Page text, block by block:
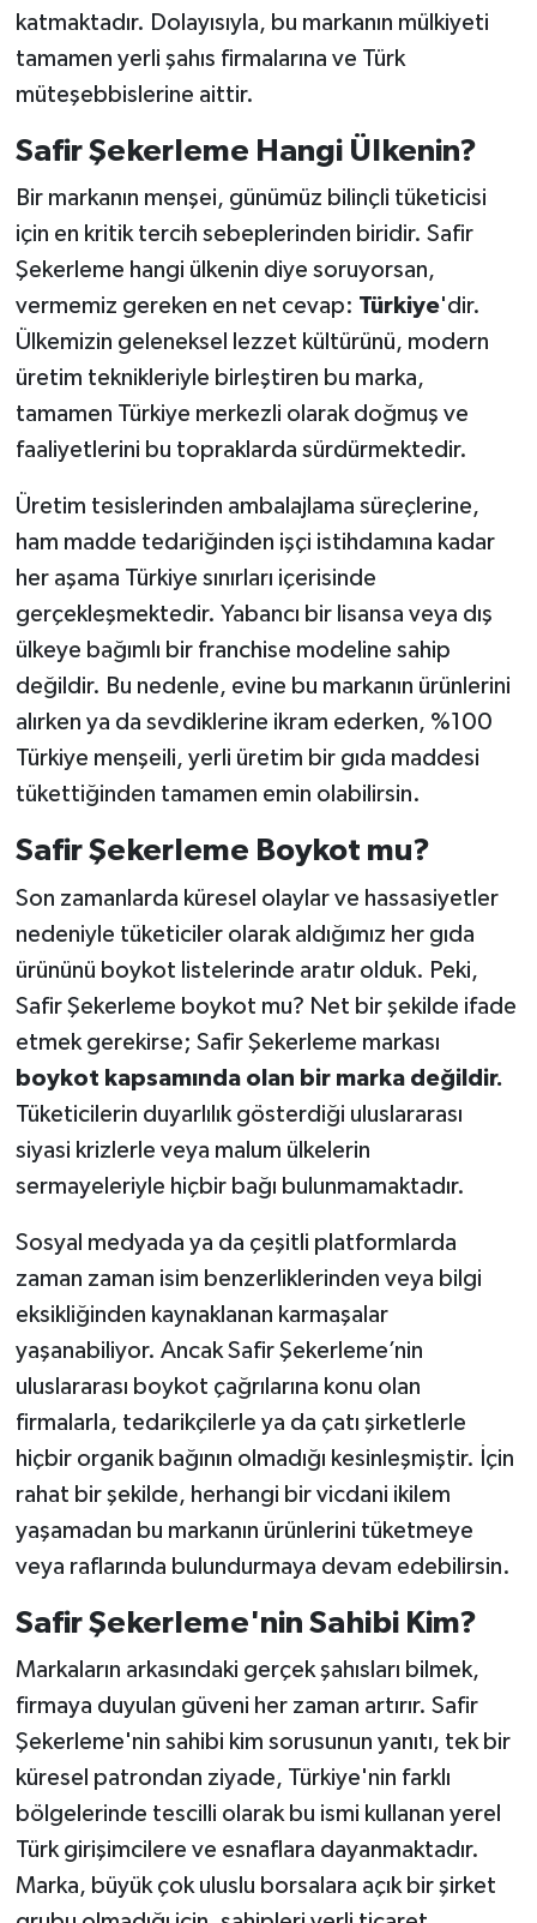
katmaktadır. Dolayısıyla, bu markanın mülkiyeti
tamamen yerli şahıs firmalarına ve Türk
müteşebbislerine aittir.
Safir Şekerleme Hangi Ülkenin?
Bir markanın menşei, günümüz bilinçli tüketicisi
için en kritik tercih sebeplerinden biridir. Safir
Şekerleme hangi ülkenin diye soruyorsan,
vermemiz gereken en net cevap: Türkiye'dir.
Ülkemizin geleneksel lezzet kültürünü, modern
üretim teknikleriyle birleştiren bu marka,
tamamen Türkiye merkezli olarak doğmuş ve
faaliyetlerini bu topraklarda sürdürmektedir.
Üretim tesislerinden ambalajlama süreçlerine,
ham madde tedariğinden işçi istihdamına kadar
her aşama Türkiye sınırları içerisinde
gerçekleşmektedir. Yabancı bir lisansa veya dış
ülkeye bağımlı bir franchise modeline sahip
değildir. Bu nedenle, evine bu markanın ürünlerini
alırken ya da sevdiklerine ikram ederken, %100
Türkiye menşeili, yerli üretim bir gıda maddesi
tükettiğinden tamamen emin olabilirsin.
Safir Şekerleme Boykot mu?
Son zamanlarda küresel olaylar ve hassasiyetler
nedeniyle tüketiciler olarak aldığımız her gıda
ürününü boykot listelerinde aratır olduk. Peki,
Safir Şekerleme boykot mu? Net bir şekilde ifade
etmek gerekirse; Safir Şekerleme markası
boykot kapsamında olan bir marka değildir.
Tüketicilerin duyarlılık gösterdiği uluslararası
siyasi krizlerle veya malum ülkelerin
sermayeleriyle hiçbir bağı bulunmamaktadır.
Sosyal medyada ya da çeşitli platformlarda
zaman zaman isim benzerliklerinden veya bilgi
eksikliğinden kaynaklanan karmaşalar
yaşanabiliyor. Ancak Safir Şekerleme’nin
uluslararası boykot çağrılarına konu olan
firmalarla, tedarikçilerle ya da çatı şirketlerle
hiçbir organik bağının olmadığı kesinleşmiştir. İçin
rahat bir şekilde, herhangi bir vicdani ikilem
yaşamadan bu markanın ürünlerini tüketmeye
veya raflarında bulundurmaya devam edebilirsin.
Safir Şekerleme'nin Sahibi Kim?
Markaların arkasındaki gerçek şahısları bilmek,
firmaya duyulan güveni her zaman artırır. Safir
Şekerleme'nin sahibi kim sorusunun yanıtı, tek bir
küresel patrondan ziyade, Türkiye'nin farklı
bölgelerinde tescilli olarak bu ismi kullanan yerel
Türk girişimcilere ve esnaflara dayanmaktadır.
Marka, büyük çok uluslu borsalara açık bir şirket